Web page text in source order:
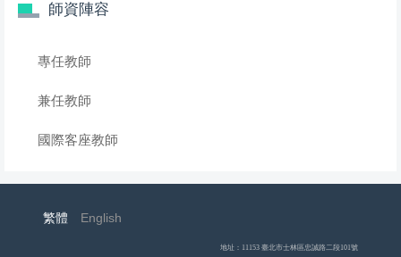
師資陣容
專任教師
兼任教師
國際客座教師
繁體 English
地址：11153 臺北市士林區忠誠路二段101號